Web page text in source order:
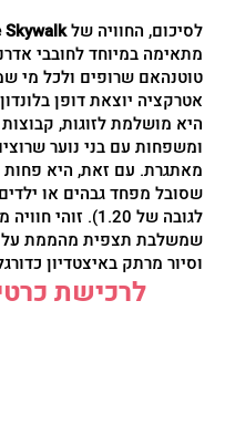
לסיכום, החוויה שלSkywalk
מתאימה במיוחד לחובבי
טוטנהאם שרופים ולכל מי
אטרקציה יוצאת דופן
היא מושלמת לזוגות,
ומשפחות עם בני נוער
מאתגרת. עם זאת, היא
שסובל מפחד גבהים או
לגובה של 1.20). זוהי
שמשלבת תצפית מהממת על
וסיור מרתק באיצטדיון
לרכישת